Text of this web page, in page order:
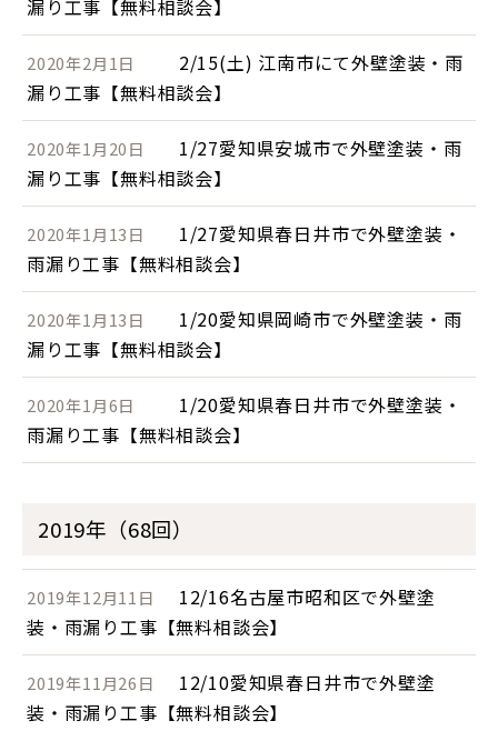
漏り工事【無料相談会】
2020年2月1日
2/15(土) 江南市にて外壁塗装・雨
漏り工事【無料相談会】
2020年1月20日
1/27愛知県安城市で外壁塗装・雨
漏り工事【無料相談会】
2020年1月13日
1/27愛知県春日井市で外壁塗装・
雨漏り工事【無料相談会】
2020年1月13日
1/20愛知県岡崎市で外壁塗装・雨
漏り工事【無料相談会】
2020年1月6日
1/20愛知県春日井市で外壁塗装・
雨漏り工事【無料相談会】
2019年（68回）
2019年12月11日
12/16名古屋市昭和区で外壁塗
装・雨漏り工事【無料相談会】
2019年11月26日
12/10愛知県春日井市で外壁塗
装・雨漏り工事【無料相談会】